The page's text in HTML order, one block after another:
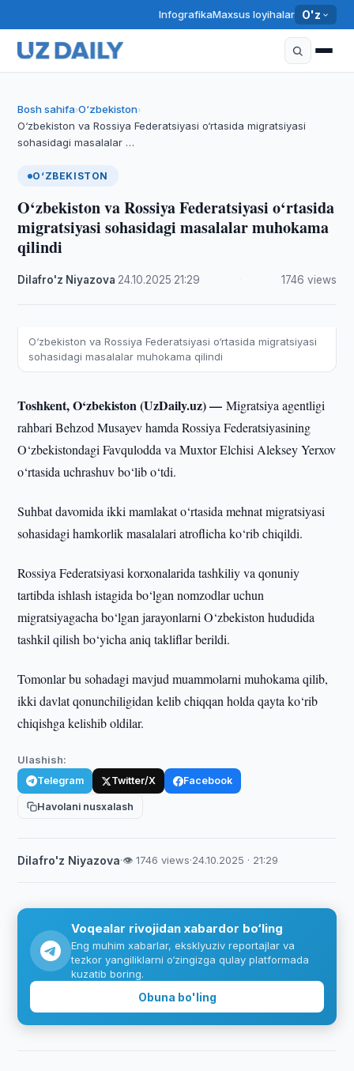
InfografikaMaxsus loyihalar O'z
Bosh sahifa›O‘zbekiston›
O‘zbekiston va Rossiya Federatsiyasi o‘rtasida migratsiyasi
sohasidagi masalalar …
O‘ZBEKISTON
O‘zbekiston va Rossiya Federatsiyasi o‘rtasida
migratsiyasi sohasidagi masalalar muhokama
qilindi
Dilafro'z Niyazova 24.10.2025 21:29 1746 views
O‘zbekiston va Rossiya Federatsiyasi o‘rtasida migratsiyasi
sohasidagi masalalar muhokama qilindi
Toshkent, O‘zbekiston (UzDaily.uz) —Migratsiya agentligi
rahbari Behzod Musayev hamda Rossiya Federatsiyasining
O‘zbekistondagi Favqulodda va Muxtor Elchisi Aleksey Yerxov
o‘rtasida uchrashuv bo‘lib o‘tdi.
Suhbat davomida ikki mamlakat o‘rtasida mehnat migratsiyasi
sohasidagi hamkorlik masalalari atroflicha ko‘rib chiqildi.
Rossiya Federatsiyasi korxonalarida tashkiliy va qonuniy
tartibda ishlash istagida bo‘lgan nomzodlar uchun
migratsiyagacha bo‘lgan jarayonlarni O‘zbekiston hududida
tashkil qilish bo‘yicha aniq takliflar berildi.
Tomonlar bu sohadagi mavjud muammolarni muhokama qilib,
ikki davlat qonunchiligidan kelib chiqqan holda qayta ko‘rib
chiqishga kelishib oldilar.
Ulashish:
Telegram Twitter/X Facebook
Havolani nusxalash
Dilafro'z Niyazova·👁 1746 views·24.10.2025 · 21:29
Voqealar rivojidan xabardor bo‘ling
Eng muhim xabarlar, eksklyuziv reportajlar va
tezkor yangiliklarni o‘zingizga qulay platformada
kuzatib boring.
Obuna bo'ling